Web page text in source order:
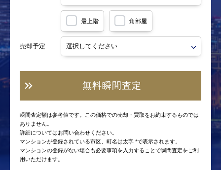
最上階 角部屋
売却予定
無料瞬間査定
瞬間査定額は参考値です。この価格での売却・買取をお約束するものでは
ありません。
詳細についてはお問い合わせください。
マンションが登録されている市区、町名は太字 *で表示されます。
マンションの登録がない場合も必要事項を入力することで瞬間査定をご利
用いただけます。